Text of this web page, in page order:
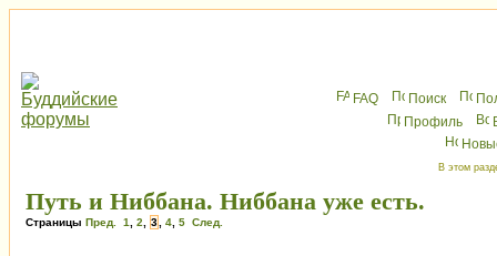
FAQ Поиск
Профиль
В этом
Путь и Ниббана. Ниббана уже есть.
Страницы Пред. 1 2 3 4 5 След.